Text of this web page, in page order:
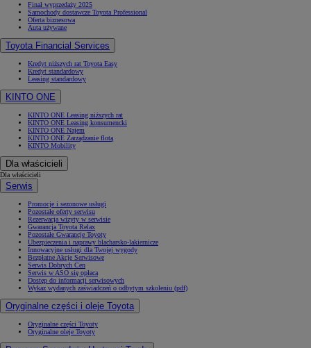
Finał wyprzedaży 2025
Samochody dostawcze Toyota Professional
Oferta biznesowa
Auta używane
Toyota Financial Services
Kredyt niższych rat Toyota Easy
Kredyt standardowy
Leasing standardowy
KINTO ONE
KINTO ONE Leasing niższych rat
KINTO ONE Leasing konsumencki
KINTO ONE Najem
KINTO ONE Zarządzanie flotą
KINTO Mobility
Dla właścicieli
Dla właścicieli
Serwis
Promocje i sezonowe usługi
Pozostałe oferty serwisu
Rezerwacja wizyty w serwisie
Gwarancja Toyota Relax
Pozostałe Gwarancje Toyoty
Ubezpieczenia i naprawy blacharsko-lakiernicze
Innowacyjne usługi dla Twojej wygody
Bezpłatne Akcje Serwisowe
Serwis Dobrych Cen
Serwis w ASO się opłaca
Dostęp do informacji serwisowych
Wykaz wydanych zaświadczeń o odbytym szkoleniu (pdf)
Oryginalne części i oleje Toyota
Oryginalne części Toyoty
Oryginalne oleje Toyoty